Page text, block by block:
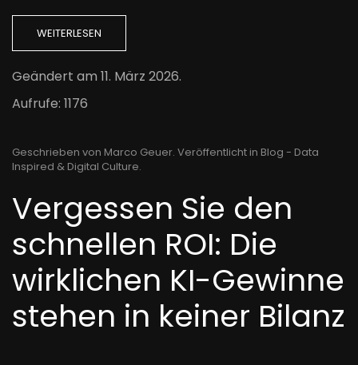
WEITERLESEN
Geändert am 11. März 2026.
Aufrufe: 1176
Geschrieben von Marco Geuer. Veröffentlicht in Blog - Data
Inspired & Digital Culture.
Vergessen Sie den
schnellen ROI: Die
wirklichen KI-Gewinne
stehen in keiner Bilanz